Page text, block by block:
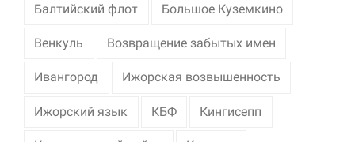
Балтийский флот Большое Куземкино
Венкуль Возвращение забытых имен
Ивангород Ижорская возвышенность
Ижорский язык КБФ Кингисепп